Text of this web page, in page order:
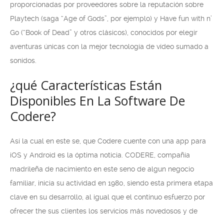
proporcionadas por proveedores sobre la reputación sobre
Playtech (saga “Age of Gods”, por ejemplo) y Have fun with n’
Go (“Book of Dead” y otros clásicos), conocidos por elegir
aventuras únicas con la mejor tecnología de vídeo sumado a
sonidos.
¿qué Características Están
Disponibles En La Software De
Codere?
Así la cual en este se, que Codere cuente con una app para
iOS y Android es la óptima noticia. CODERE, compañía
madrileña de nacimiento en este seno de algun negocio
familiar, inicia su actividad en 1980, siendo esta primera etapa
clave en su desarrollo, al igual que el continuo esfuerzo por
ofrecer the sus clientes los servicios más novedosos y de